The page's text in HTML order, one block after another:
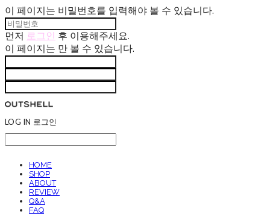
이 페이지는 비밀번호를 입력해야 볼 수 있습니다.
먼저 로그인 후 이용해주세요.
이 페이지는 만 볼 수 있습니다.
LOG IN 로그인
HOME
SHOP
ABOUT
REVIEW
Q&A
FAQ